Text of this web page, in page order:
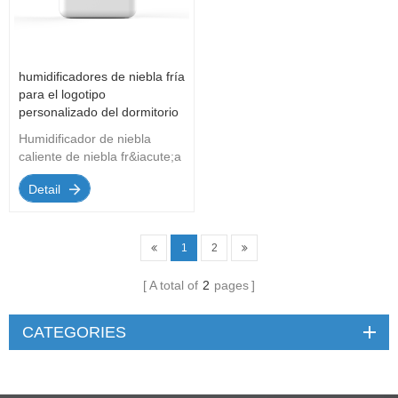
humidificadores de niebla fría
para el logotipo
personalizado del dormitorio
Humidificador de niebla
caliente de niebla fr&iacute;a
hecho en f&aacute;brica al
por mayor personalizado
Detail
1 2
A total of 2 pages
CATEGORIES